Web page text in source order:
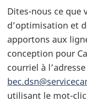
Dites-nous ce que
d’optimisation et
apportons aux
conception pour
courriel à l’adresse
utilisant le mot-clic